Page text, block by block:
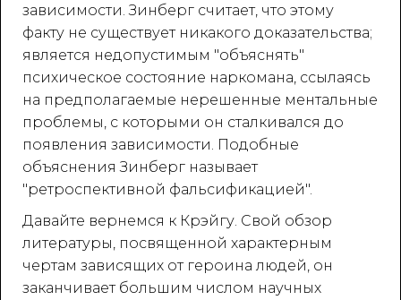
зависимости. Зинберг считает, что этому
факту не существует никакого доказательства;
является недопустимым "объяснять"
психическое состояние наркомана, ссылаясь
на предполагаемые нерешенные ментальные
проблемы, с которыми он сталкивался до
появления зависимости. Подобные
объяснения Зинберг называет
"ретроспективной фальсификацией".
Давайте вернемся к Крэйгу. Свой обзор
литературы, посвященной характерным
чертам зависящих от героина людей, он
заканчивает большим числом научных